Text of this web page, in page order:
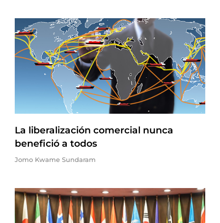
La liberalización comercial nunca
benefició a todos
Jomo Kwame Sundaram